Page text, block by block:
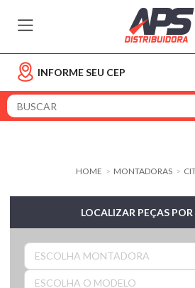
INFORME SEU CEP
HOME > MONTADORAS >
LOCALIZAR PEÇAS
ESCOLHA MONTADORA
ESCOLHA O MODELO